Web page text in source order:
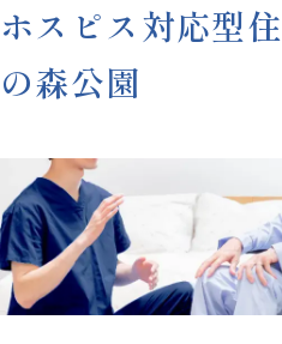
ホスピス対応型
の森公園